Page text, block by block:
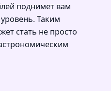
поднимет вам
Таким
стать не просто